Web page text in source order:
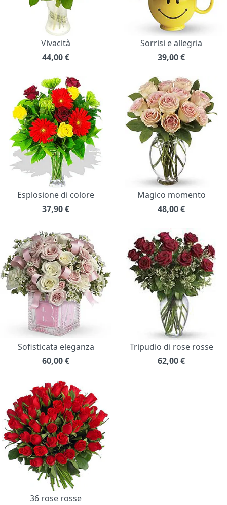
Vivacità
44,00€
Sorrisi e allegria
39,00€
Esplosione di colore
37,90€
Magico momento
48,00€
Sofisticata eleganza
60,00€
Tripudio di rose rosse
62,00€
36 rose rosse